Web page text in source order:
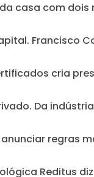
casa com dois
Francisco
cria
Da
anunciar regras
Reditus